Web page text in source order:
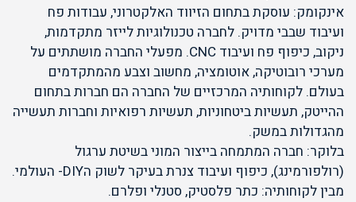
אינקומק: עוסקת בתחום הזיווד האלקטרוני, עבודות פח
ועיבוד שבבי מדויק. לחברה טכנולוגיות לייזר מתקדמות,
ניקוב, כיפוף פח ועיבוד CNC. מפעלי החברה מושתתים על
מערכי רובוטיקה, אוטומציה, מחשוב וצבע מהמתקדמים
בעולם. לקוחותיה המרכזיים של החברה הם חברות בתחום
ההייטק, תעשיות ביטחוניות, תעשיות רפואיות וחברות תעשייה
מהגדולות במשק.
בלוקר: חברה המתמחה בייצור המוני בשיטת ערגול
(רולפורמינג), כיפוף ועיבוד צנרת בעיקר לשוק הDIY- העולמי.
מבין לקוחותיה: כתר פלסטיק, סטנלי ופלרם.